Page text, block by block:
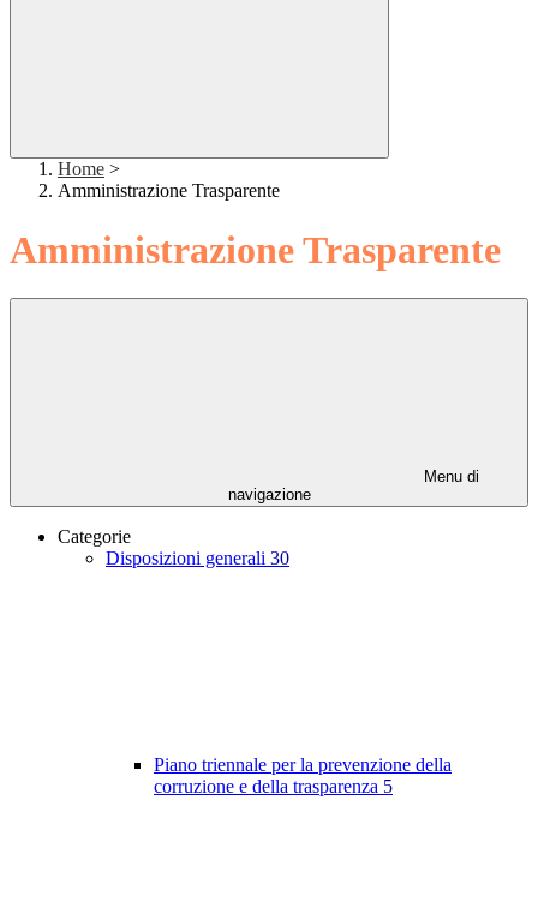
Home >
Amministrazione Trasparente
Amministrazione Trasparente
Menu di
navigazione
Categorie
Disposizioni generali 30
Piano triennale per la prevenzione della
corruzione e della trasparenza 5